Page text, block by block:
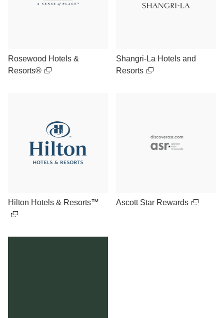
Rosewood Hotels &
Resorts®
Shangri-La Hotels and
Resorts
Hilton Hotels & Resorts™ Ascott Star Rewards